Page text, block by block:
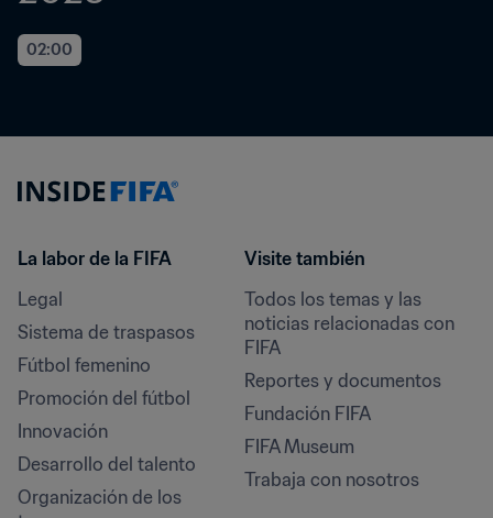
02:00
La labor de la FIFA
Legal
Sistema de traspasos
Fútbol femenino
Promoción del fútbol
Innovación
Desarrollo del talento
Organización de los
Visite también
Todos los temas y las
noticias relacionadas con
FIFA
Reportes y documentos
Fundación FIFA
FIFA Museum
Trabaja con nosotros